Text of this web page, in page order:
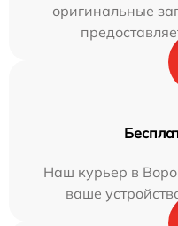
оригинальные
Наш курьер в
ваше